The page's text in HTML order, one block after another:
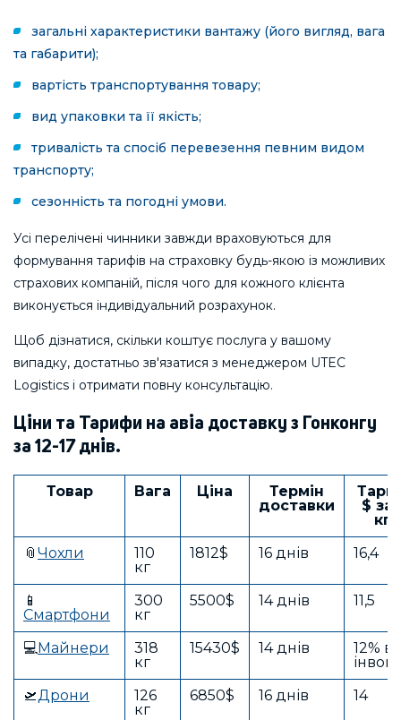
загальні характеристики вантажу (його вигляд, вага
та габарити);
вартість транспортування товару;
вид упаковки та її якість;
тривалість та спосіб перевезення певним видом
транспорту;
сезонність та погодні умови.
Усі перелічені чинники завжди враховуються для
формування тарифів на страховку будь-якою із можливих
страхових компаній, після чого для кожного клієнта
виконується індивідуальний розрахунок.
Щоб дізнатися, скільки коштує послуга у вашому
випадку, достатньо зв'язатися з менеджером UTEC
Logistics і отримати повну консультацію.
Ціни та Тарифи на авіа доставку з Гонконгу
за 12-17 днів.
Товар Вага Ціна
Термін
доставки
$ за
кг
📎 Чохли
110
кг
1812$ 16 днів 16,4
📱
Смартфони
300
кг
5500$ 14 днів 11,5
💻Майнери
318
кг
15430$ 14 днів
12%
🛫Дрони
126
кг
6850$ 16 днів 14